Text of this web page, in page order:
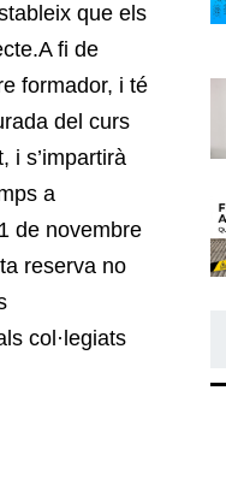
que els
fi de
formador, i té
del curs
i s’impartirà
a
de novembre
reserva no
col·legiats